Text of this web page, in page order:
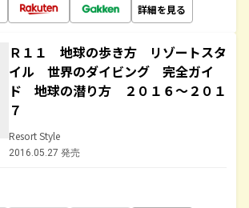
詳細を見る
Ｒ１１ 地球の歩き方 リゾートスタ
イル 世界のダイビング 完全ガイ
ド 地球の潜り方 ２０１６～２０１
７
Resort Style
2016.05.27 発売